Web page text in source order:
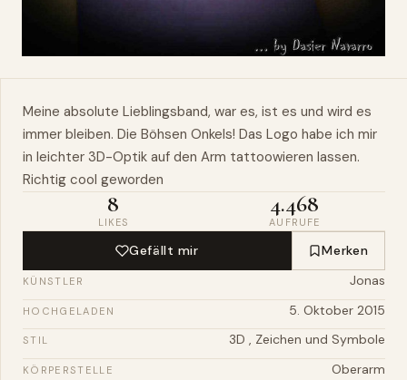
Meine absolute Lieblingsband, war es, ist es und wird es
immer bleiben. Die Böhsen Onkels! Das Logo habe ich mir
in leichter 3D-Optik auf den Arm tattoowieren lassen.
Richtig cool geworden
8
LIKES
4.468
AUFRUFE
Gefällt mir Merken
KÜNSTLER Jonas
HOCHGELADEN 5. Oktober 2015
STIL 3D , Zeichen und Symbole
KÖRPERSTELLE Oberarm